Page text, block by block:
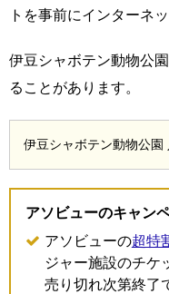
トを事前にインターネ
伊豆シャボテン動物公
ることがあります。
伊豆シャボテン動物公園
アソビューのキャン
アソビューの超特
ジャー施設のチケ
売り切れ次第終了